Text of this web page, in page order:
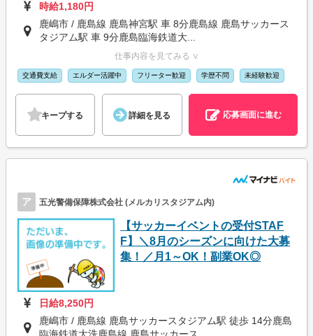
時給1,180円
鹿嶋市 / 鹿島線 鹿島神宮駅 車 8分鹿島線 鹿島サッカース
タジアム駅 車 9分鹿島臨海鉄道大...
仕事内容を見てみる ∨
交通費支給 エルダー活躍中 フリーター歓迎 学歴不問 未経験歓迎
キープする 詳細を見る 応募画面に進む
ア 五光警備保障株式会社 (メルカリスタジアム内)
【サッカーイベントの受付STAF
F】＼8月のシーズンに向けた大募
集！／月1～OK！副業OK◎
日給8,250円
鹿嶋市 / 鹿島線 鹿島サッカースタジアム駅 徒歩 14分鹿島
臨海鉄道大洗鹿島線 鹿島サッカース...